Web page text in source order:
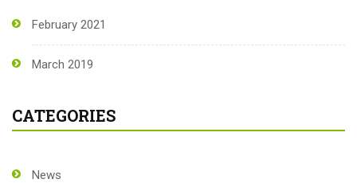
February 2021
March 2019
CATEGORIES
News